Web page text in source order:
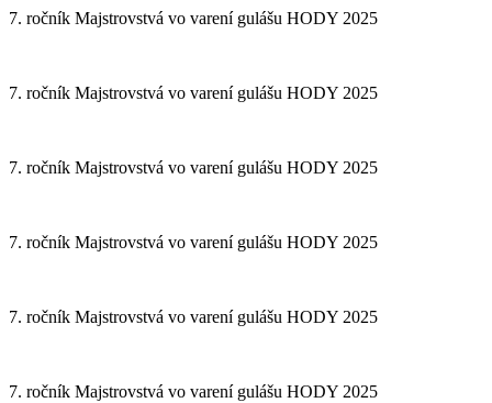
7. ročník Majstrovstvá vo varení gulášu HODY 2025
7. ročník Majstrovstvá vo varení gulášu HODY 2025
7. ročník Majstrovstvá vo varení gulášu HODY 2025
7. ročník Majstrovstvá vo varení gulášu HODY 2025
7. ročník Majstrovstvá vo varení gulášu HODY 2025
7. ročník Majstrovstvá vo varení gulášu HODY 2025